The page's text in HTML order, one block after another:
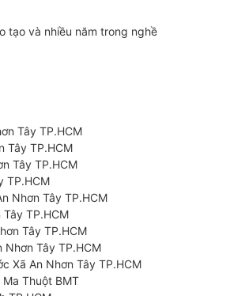
tạo và nhiều năm trong nghề
Tây TP.HCM
Tây TP.HCM
Tây TP.HCM
TP.HCM
Nhơn Tây TP.HCM
TP.HCM
Tây TP.HCM
Nhơn Tây TP.HCM
Xã An Nhơn Tây TP.HCM
Thuột BMT